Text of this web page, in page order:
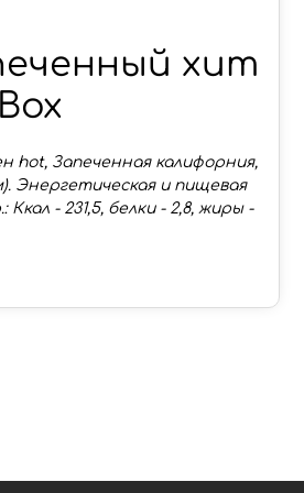
хит
hot, Запеченная калифорния,
Энергетическая и пищевая
Ккал - 231,5, белки - 2,8, жиры -